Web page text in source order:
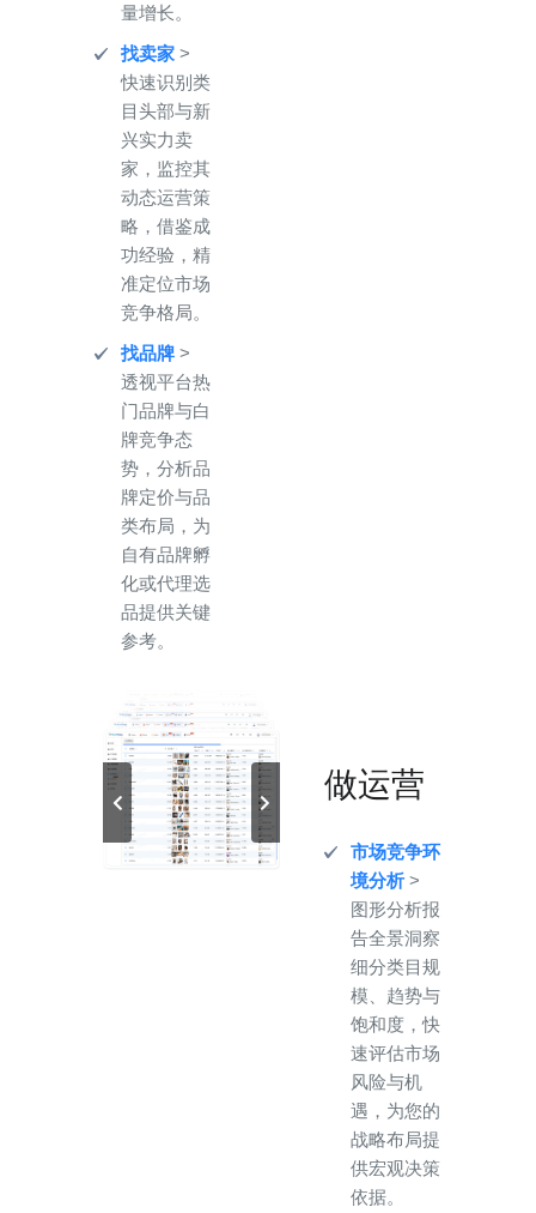
量增长。
找卖家 >
快速识别类
目头部与新
兴实力卖
家，监控其
动态运营策
略，借鉴成
功经验，精
准定位市场
竞争格局。
找品牌 >
透视平台热
门品牌与白
牌竞争态
势，分析品
牌定价与品
类布局，为
自有品牌孵
化或代理选
品提供关键
参考。
做运营
市场竞争环
境分析>
图形分析报
告全景洞察
细分类目规
模、趋势与
饱和度，快
速评估市场
风险与机
遇，为您的
战略布局提
供宏观决策
依据。